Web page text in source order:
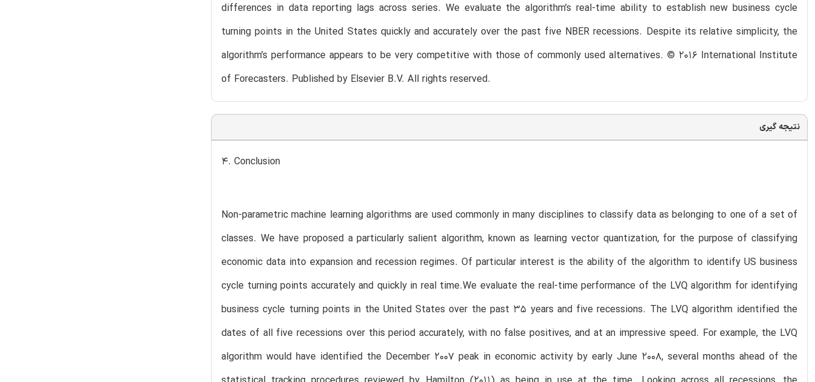
differences in data reporting lags across series. We evaluate the algorithm’s real-time ability to establish new business cycle
turning points in the United States quickly and accurately over the past five NBER recessions. Despite its relative simplicity, the
algorithm’s performance appears to be very competitive with those of commonly used alternatives. © 2016 International Institute
of Forecasters. Published by Elsevier B.V. All rights reserved.
نتیجه گیری
4. Conclusion
Non-parametric machine learning algorithms are used commonly in many disciplines to classify data as belonging to one of a set of
classes. We have proposed a particularly salient algorithm, known as learning vector quantization, for the purpose of classifying
economic data into expansion and recession regimes. Of particular interest is the ability of the algorithm to identify US business
cycle turning points accurately and quickly in real time.We evaluate the real-time performance of the LVQ algorithm for identifying
business cycle turning points in the United States over the past 35 years and five recessions. The LVQ algorithm identified the
dates of all five recessions over this period accurately, with no false positives, and at an impressive speed. For example, the LVQ
algorithm would have identified the December 2007 peak in economic activity by early June 2008, several months ahead of the